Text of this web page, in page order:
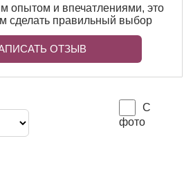
опытом и впечатлениями, это
сделать правильный выбор
ОТЗЫВ
С
фото